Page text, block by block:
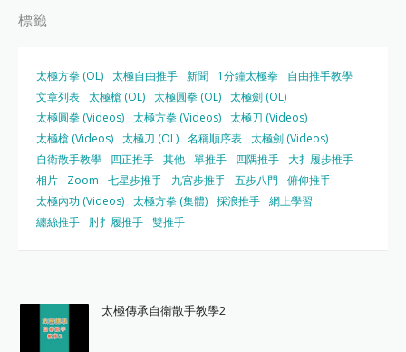
標籤
太極方拳 (OL) 太極自由推手 新聞 1分鐘太極拳
自由推手教學
文章列表 太極槍 (OL) 太極圓拳 (OL) 太極劍 (OL)
太極圓拳 (Videos) 太極方拳 (Videos) 太極刀 (Videos)
太極槍 (Videos) 太極刀 (OL) 名稱順序表 太極劍 (Videos)
自衛散手教學
四正推手 其他 單推手 四隅推手 大扌履步推手
相片
Zoom 七星步推手 九宮步推手 五步八門
俯仰推手
太極內功 (Videos) 太極方拳 (集體) 採浪推手 網上學習
纏絲推手
肘扌履推手 雙推手
太極傳承自衛散手教學2